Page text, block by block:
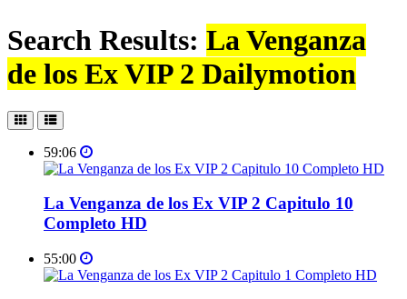
Search Results: La Venganza
de los Ex VIP 2 Dailymotion
59:06
La Venganza de los Ex VIP 2 Capitulo 10
Completo HD
55:00